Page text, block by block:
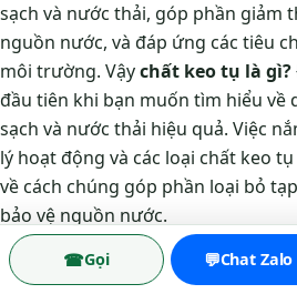
sạch và nước thải, góp phần giảm
nguồn nước, và đáp ứng các tiêu
môi trường. Vậychất keo tụ là gì?
đầu tiên khi bạn muốn tìm hiểu về
sạch và nước thải hiệu quả. Việc
lý hoạt động và các loại chất keo
về cách chúng góp phần loại bỏ
bảo vệ nguồn nước.
☎Gọi 💬Chat Zalo